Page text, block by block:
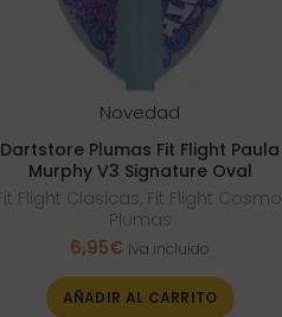
Novedad
Dartstore Plumas Fit Flight Paula
Murphy V3 Signature Oval
Flight Clasicas, Fit Flight Cosmo
Plumas
6,95€ Iva incluido
AÑADIR AL CARRITO